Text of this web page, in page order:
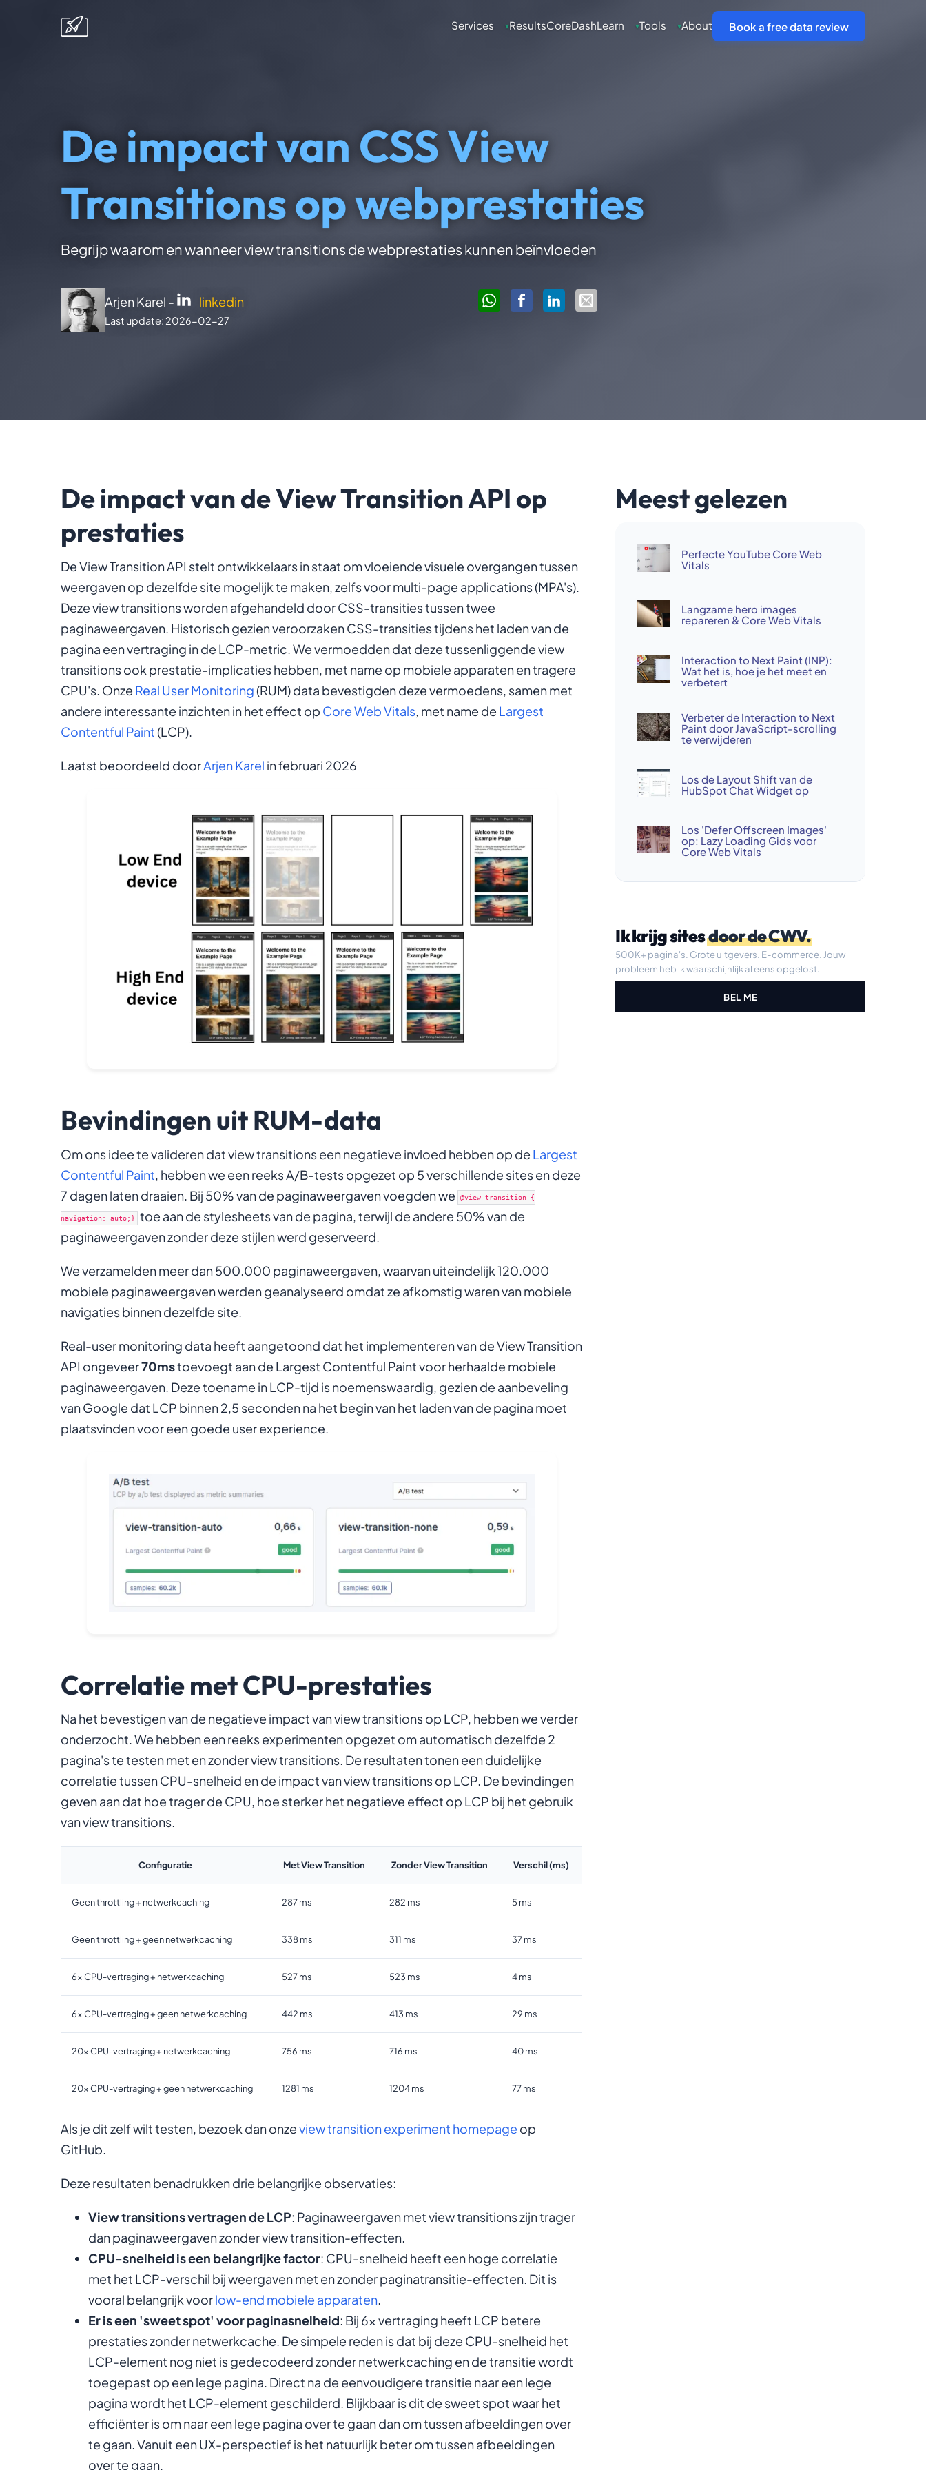
Services ▾ResultsCoreDashLearn ▾Tools ▾About Book a free data review
De impact van CSS View
Transitions op webprestaties
Begrijp waarom en wanneer view transitions de webprestaties kunnen beïnvloeden
Arjen Karel - linkedin
Last update: 2026-02-27
De impact van de View Transition API op
prestaties
De View Transition API stelt ontwikkelaars in staat om vloeiende visuele overgangen tussen
weergaven op dezelfde site mogelijk te maken, zelfs voor multi-page applications (MPA's).
Deze view transitions worden afgehandeld door CSS-transities tussen twee
paginaweergaven. Historisch gezien veroorzaken CSS-transities tijdens het laden van de
pagina een vertraging in de LCP-metric. We vermoedden dat deze tussenliggende view
transitions ook prestatie-implicaties hebben, met name op mobiele apparaten en tragere
CPU's. Onze Real User Monitoring(RUM) data bevestigden deze vermoedens, samen met
andere interessante inzichten in het effect op Core Web Vitals, met name de Largest
Contentful Paint(LCP).
Laatst beoordeeld doorArjen Karel in februari 2026
Bevindingen uit RUM-data
Om ons idee te valideren dat view transitions een negatieve invloed hebben op de Largest
Contentful Paint , hebben we een reeks A/B-tests opgezet op 5 verschillende sites en deze
7 dagen laten draaien. Bij 50% van de paginaweergaven voegden we
@view-transition {
navigation: auto;} toe aan de stylesheets van de pagina, terwijl de andere 50% van de
paginaweergaven zonder deze stijlen werd geserveerd.
We verzamelden meer dan 500.000 paginaweergaven, waarvan uiteindelijk 120.000
mobiele paginaweergaven werden geanalyseerd omdat ze afkomstig waren van mobiele
navigaties binnen dezelfde site.
Real-user monitoring data heeft aangetoond dat het implementeren van de View Transition
API ongeveer70mstoevoegt aan de Largest Contentful Paint voor herhaalde mobiele
paginaweergaven. Deze toename in LCP-tijd is noemenswaardig, gezien de aanbeveling
van Google dat LCP binnen 2,5 seconden na het begin van het laden van de pagina moet
plaatsvinden voor een goede user experience.
Correlatie met CPU-prestaties
Na het bevestigen van de negatieve impact van view transitions op LCP, hebben we verder
onderzocht. We hebben een reeks experimenten opgezet om automatisch dezelfde 2
pagina's te testen met en zonder view transitions. De resultaten tonen een duidelijke
correlatie tussen CPU-snelheid en de impact van view transitions op LCP. De bevindingen
geven aan dat hoe trager de CPU, hoe sterker het negatieve effect op LCP bij het gebruik
van view transitions.
Configuratie Met View Transition Zonder View Transition Verschil (ms)
Geen throttling + netwerkcaching 287 ms 282 ms 5 ms
Geen throttling + geen netwerkcaching 338 ms 311 ms 37 ms
6x CPU-vertraging + netwerkcaching 527 ms 523 ms 4 ms
6x CPU-vertraging + geen netwerkcaching 442 ms 413 ms 29 ms
20x CPU-vertraging + netwerkcaching 756 ms 716 ms 40 ms
20x CPU-vertraging + geen netwerkcaching 1281 ms 1204 ms 77 ms
Als je dit zelf wilt testen, bezoek dan onzeview transition experiment homepage op
GitHub.
Deze resultaten benadrukken drie belangrijke observaties:
View transitions vertragen de LCP: Paginaweergaven met view transitions zijn trager
dan paginaweergaven zonder view transition-effecten.
CPU-snelheid is een belangrijke factor: CPU-snelheid heeft een hoge correlatie
met het LCP-verschil bij weergaven met en zonder paginatransitie-effecten. Dit is
vooral belangrijk voorlow-end mobiele apparaten.
Er is een 'sweet spot' voor paginasnelheid: Bij 6x vertraging heeft LCP betere
prestaties zonder netwerkcache. De simpele reden is dat bij deze CPU-snelheid het
LCP-element nog niet is gedecodeerd zonder netwerkcaching en de transitie wordt
toegepast op een lege pagina. Direct na de eenvoudigere transitie naar een lege
pagina wordt het LCP-element geschilderd. Blijkbaar is dit de sweet spot waar het
efficiënter is om naar een lege pagina over te gaan dan om tussen afbeeldingen over
te gaan. Vanuit een UX-perspectief is het natuurlijk beter om tussen afbeeldingen
over te gaan.
Meest gelezen
Perfecte YouTube Core Web
Vitals
Langzame hero images
repareren & Core Web Vitals
Interaction to Next Paint (INP):
Wat het is, hoe je het meet en
verbetert
Verbeter de Interaction to Next
Paint door JavaScript-scrolling
te verwijderen
Los de Layout Shift van de
HubSpot Chat Widget op
Los 'Defer Offscreen Images'
op: Lazy Loading Gids voor
Core Web Vitals
Ik krijg sitesdoor de CWV.
500K+ pagina's. Grote uitgevers. E-commerce. Jouw
probleem heb ik waarschijnlijk al eens opgelost.
BEL ME